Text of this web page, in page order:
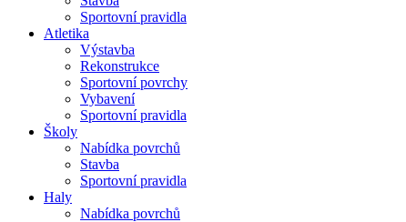
Sportovní pravidla
Atletika
Výstavba
Rekonstrukce
Sportovní povrchy
Vybavení
Sportovní pravidla
Školy
Nabídka povrchů
Stavba
Sportovní pravidla
Haly
Nabídka povrchů